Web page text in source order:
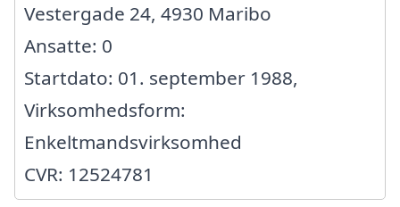
Vestergade 24, 4930 Maribo
Ansatte: 0
Startdato: 01. september 1988,
Virksomhedsform:
Enkeltmandsvirksomhed
CVR: 12524781